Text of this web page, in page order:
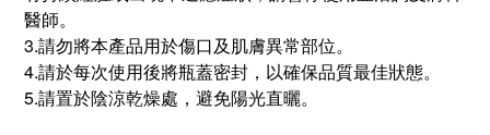
醫師。
3.請勿將本產品用於傷口及肌膚異常部位。
4.請於每次使用後將瓶蓋密封，以確保品質最佳狀態。
5.請置於陰涼乾燥處，避免陽光直曬。